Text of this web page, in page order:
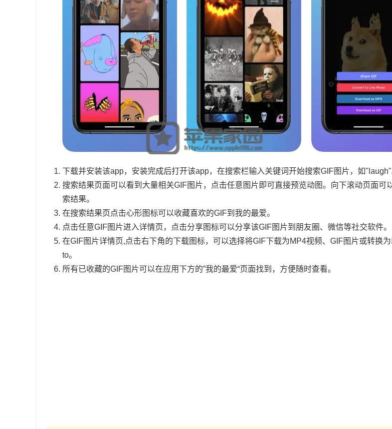
下载并安装该app，安装完成后打开该app，在搜索栏输入关键词开始搜索GIF图片，如"laugh"
搜索结果页面可以看到大量相关GIF图片，点击任意图片即可直接预览动图。向下滚动页面可
索结果。
在搜索结果页点击心形图标可以收藏喜欢的GIF到我的最爱。
点击任意GIF图片进入详情页，点击分享图标可以分享该GIF图片到朋友圈、微信等社交软件。
在GIF图片详情页,点击右下角的下载图标，可以选择将GIF下载为MP4视频、GIF图片或转换
to。
所有已收藏的GIF图片可以在应用下方的”我的最爱“页面找到，方便随时查看。